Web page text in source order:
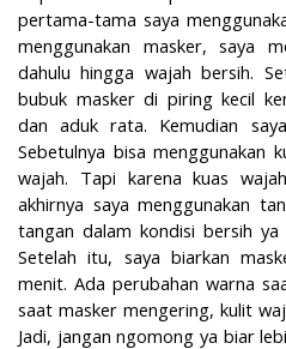
pertama-tama saya
menggunakan masker, saya
dahulu hingga wajah bersih.
bubuk masker di piring kecil
dan aduk rata. Kemudian
Sebetulnya bisa menggunakan
wajah. Tapi karena kuas
akhirnya saya menggunakan
tangan dalam kondisi bersih ya
Setelah itu, saya biarkan
menit. Ada perubahan warna
saat masker mengering, kulit
Jadi, jangan ngomong ya biar